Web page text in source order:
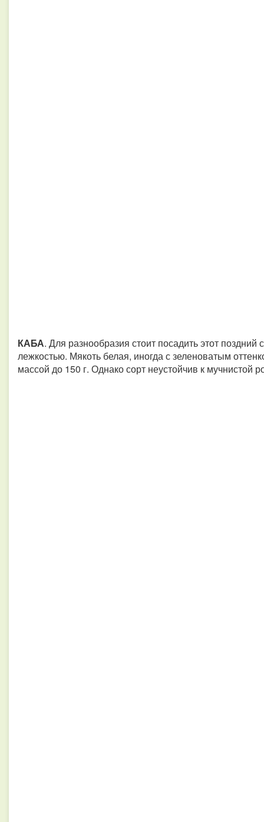
КАБА. Для разнообразия стоит посадить этот
лежкостью. Мякоть белая, иногда с зеленоватым
массой до 150 г. Однако сорт неустойчив к мучнистой